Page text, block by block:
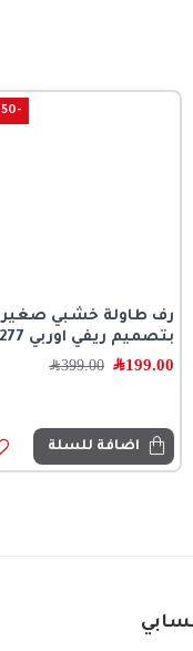
-50 %
رف طاولة خشبي صغير
بتصميم ريفي اوربي 9277
199.00﷼ 399.00﷼
اضافة للسلة